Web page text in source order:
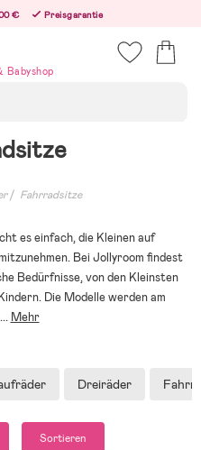
€
Preisgarantie
werden am nächsten Werktag versandt!
Babyshop
Fahrradsitze
es einfach, die Kleinen auf
Bei Jollyroom findest
Bedürfnisse, von den Kleinsten
Die Modelle werden am
... Mehr
Dreiräder
Sortieren